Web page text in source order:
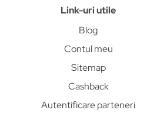
Link-uri utile
Blog
Contul meu
Sitemap
Cashback
Autentificare parteneri